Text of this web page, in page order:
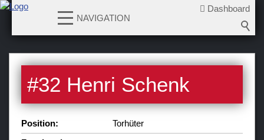
Dashboard
NAVIGATION
News
Teams
Verein
Sponsoren / Partner
#32 Henri Schenk
Position:
Torhüter